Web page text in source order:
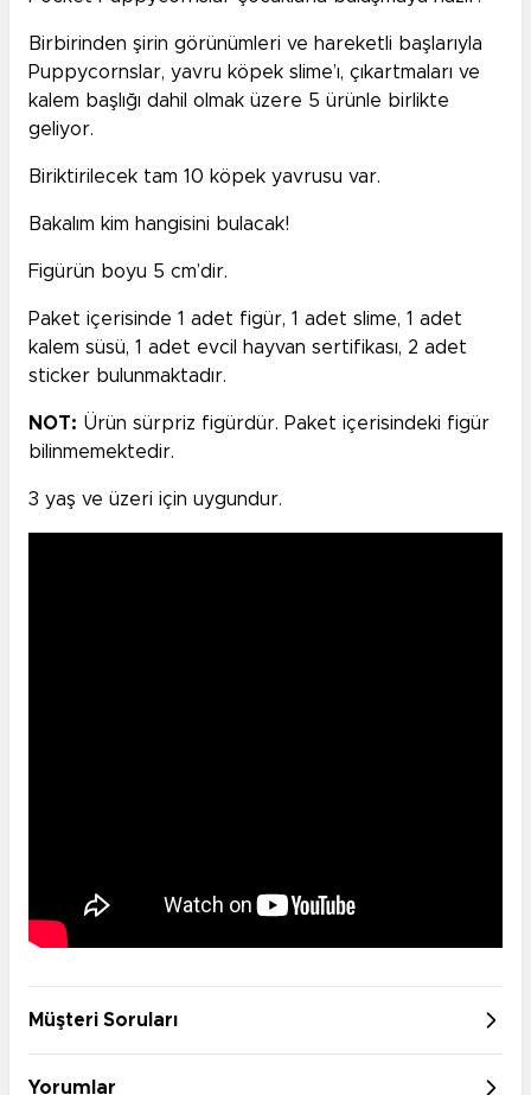
Birbirinden şirin görünümleri ve hareketli başlarıyla
Puppycornslar, yavru köpek slime’ı, çıkartmaları ve
kalem başlığı dahil olmak üzere 5 ürünle birlikte
geliyor.
Biriktirilecek tam 10 köpek yavrusu var.
Bakalım kim hangisini bulacak!
Figürün boyu 5 cm’dir.
Paket içerisinde 1 adet figür, 1 adet slime, 1 adet
kalem süsü, 1 adet evcil hayvan sertifikası, 2 adet
sticker bulunmaktadır.
NOT: Ürün sürpriz figürdür. Paket içerisindeki figür
bilinmemektedir.
3 yaş ve üzeri için uygundur.
Müşteri Soruları
Yorumlar